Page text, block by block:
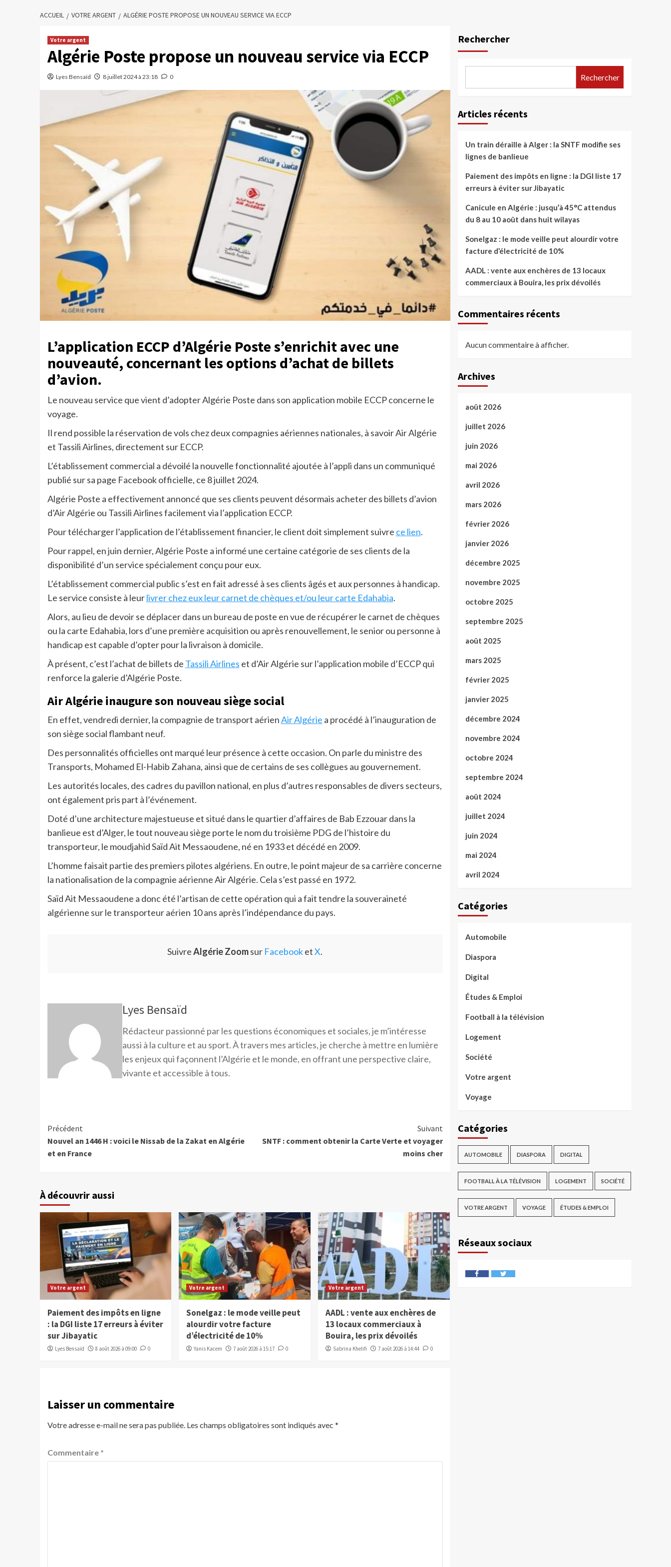
ACCUEIL VOTRE ARGENT ALGÉRIE POSTE PROPOSE UN NOUVEAU SERVICE VIA ECCP
Votre argent
Algérie Poste propose un nouveau service via ECCP
Lyes Bensaïd 8 juillet 2024 à 23:18 0
L’application ECCP d’Algérie Poste s’enrichit avec une
nouveauté, concernant les options d’achat de billets
d’avion.
Le nouveau service que vient d’adopter Algérie Poste dans son application mobile ECCP concerne le
voyage.
Il rend possible la réservation de vols chez deux compagnies aériennes nationales, à savoir Air Algérie
et Tassili Airlines, directement sur ECCP.
L’établissement commercial a dévoilé la nouvelle fonctionnalité ajoutée à l’appli dans un communiqué
publié sur sa page Facebook officielle, ce 8 juillet 2024.
Algérie Poste a effectivement annoncé que ses clients peuvent désormais acheter des billets d’avion
d’Air Algérie ou Tassili Airlines facilement via l’application ECCP.
Pour télécharger l’application de l’établissement financier, le client doit simplement suivre ce lien.
Pour rappel, en juin dernier, Algérie Poste a informé une certaine catégorie de ses clients de la
disponibilité d’un service spécialement conçu pour eux.
L’établissement commercial public s’est en fait adressé à ses clients âgés et aux personnes à handicap.
Le service consiste à leurlivrer chez eux leur carnet de chèques et/ou leur carte Edahabia.
Alors, au lieu de devoir se déplacer dans un bureau de poste en vue de récupérer le carnet de chèques
ou la carte Edahabia, lors d’une première acquisition ou après renouvellement, le senior ou personne à
handicap est capable d’opter pour la livraison à domicile.
À présent, c’est l’achat de billets de Tassili Airlines et d’Air Algérie sur l’application mobile d’ECCP qui
renforce la galerie d’Algérie Poste.
Air Algérie inaugure son nouveau siège social
En effet, vendredi dernier, la compagnie de transport aérienAir Algérie a procédé à l’inauguration de
son siège social flambant neuf.
Des personnalités officielles ont marqué leur présence à cette occasion. On parle du ministre des
Transports, Mohamed El-Habib Zahana, ainsi que de certains de ses collègues au gouvernement.
Les autorités locales, des cadres du pavillon national, en plus d’autres responsables de divers secteurs,
ont également pris part à l’événement.
Doté d’une architecture majestueuse et situé dans le quartier d’affaires de Bab Ezzouar dans la
banlieue est d’Alger, le tout nouveau siège porte le nom du troisième PDG de l’histoire du
transporteur, le moudjahid Saïd Ait Messaoudene, né en 1933 et décédé en 2009.
L’homme faisait partie des premiers pilotes algériens. En outre, le point majeur de sa carrière concerne
la nationalisation de la compagnie aérienne Air Algérie. Cela s’est passé en 1972.
Saïd Ait Messaoudene a donc été l’artisan de cette opération qui a fait tendre la souveraineté
algérienne sur le transporteur aérien 10 ans après l’indépendance du pays.
SuivreAlgérie Zoomsur FacebooketX.
Lyes Bensaïd
Rédacteur passionné par les questions économiques et sociales, je m’intéresse
aussi à la culture et au sport. À travers mes articles, je cherche à mettre en lumière
les enjeux qui façonnent l’Algérie et le monde, en offrant une perspective claire,
vivante et accessible à tous.
Précédent
Nouvel an 1446 H : voici le Nissab de la Zakat en Algérie
et en France
Suivant
SNTF : comment obtenir la Carte Verte et voyager
moins cher
À découvrir aussi
Votre argent
Paiement des impôts en ligne
: la DGI liste 17 erreurs à éviter
sur Jibayatic
Lyes Bensaïd 8 août 2026 à 09:00 0
Votre argent
Sonelgaz : le mode veille peut
alourdir votre facture
d’électricité de 10%
Yanis Kacem 7 août 2026 à 15:17 0
Votre argent
AADL : vente aux enchères de
13 locaux commerciaux à
Bouira, les prix dévoilés
Sabrina Khelifi 7 août 2026 à 14:44 0
Laisser un commentaire
Votre adresse e-mail ne sera pas publiée. Les champs obligatoires sont indiqués avec *
Commentaire *
Rechercher
Rechercher
Articles récents
Un train déraille à Alger : la SNTF modifie ses
lignes de banlieue
Paiement des impôts en ligne : la DGI liste 17
erreurs à éviter sur Jibayatic
Canicule en Algérie : jusqu’à 45°C attendus
du 8 au 10 août dans huit wilayas
Sonelgaz : le mode veille peut alourdir votre
facture d’électricité de 10%
AADL : vente aux enchères de 13 locaux
commerciaux à Bouira, les prix dévoilés
Commentaires récents
Aucun commentaire à afficher.
Archives
août 2026
juillet 2026
juin 2026
mai 2026
avril 2026
mars 2026
février 2026
janvier 2026
décembre 2025
novembre 2025
octobre 2025
septembre 2025
août 2025
mars 2025
février 2025
janvier 2025
décembre 2024
novembre 2024
octobre 2024
septembre 2024
août 2024
juillet 2024
juin 2024
mai 2024
avril 2024
Catégories
Automobile
Diaspora
Digital
Études & Emploi
Football à la télévision
Logement
Société
Votre argent
Voyage
Catégories
AUTOMOBILE DIASPORA DIGITAL
FOOTBALL À LA TÉLÉVISION LOGEMENT SOCIÉTÉ
VOTRE ARGENT VOYAGE ÉTUDES & EMPLOI
Réseaux sociaux